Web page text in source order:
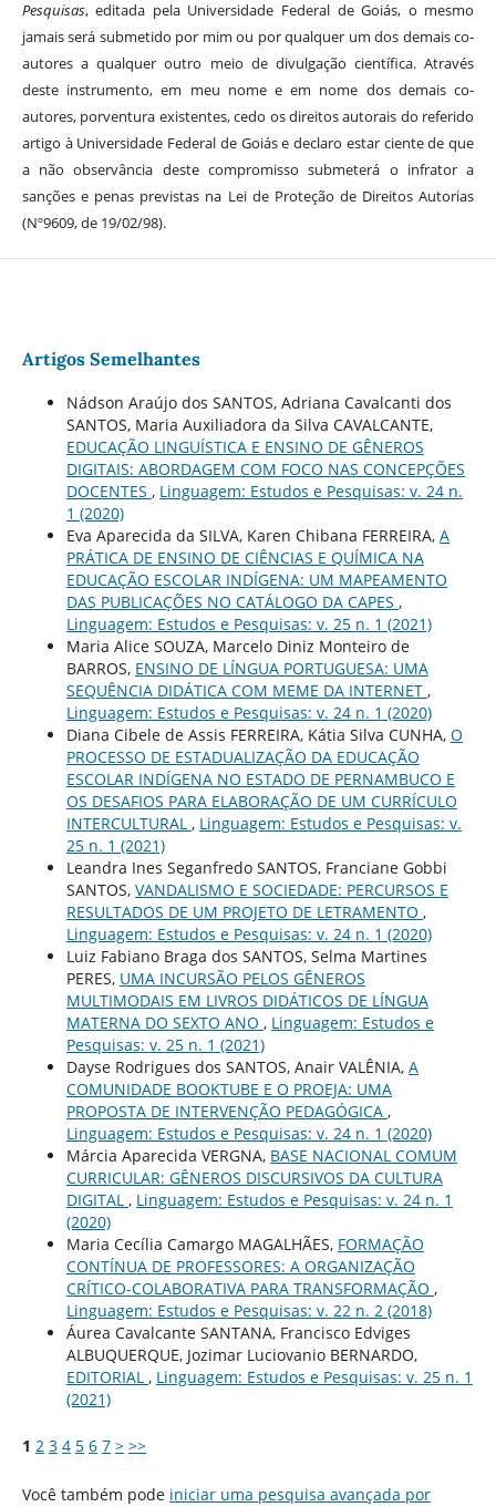
Pesquisas, editada pela Universidade Federal de Goiás, o mesmo
jamais será submetido por mim ou por qualquer um dos demais co-
autores a qualquer outro meio de divulgação científica. Através
deste instrumento, em meu nome e em nome dos demais co-
autores, porventura existentes, cedo os direitos autorais do referido
artigo à Universidade Federal de Goiás e declaro estar ciente de que
a não observância deste compromisso submeterá o infrator a
sanções e penas previstas na Lei de Proteção de Direitos Autorias
(Nº9609, de 19/02/98).
Artigos Semelhantes
Nádson Araújo dos SANTOS, Adriana Cavalcanti dos
SANTOS, Maria Auxiliadora da Silva CAVALCANTE,
EDUCAÇÃO LINGUÍSTICA E ENSINO DE GÊNEROS
DIGITAIS: ABORDAGEM COM FOCO NAS CONCEPÇÕES
DOCENTES , Linguagem: Estudos e Pesquisas: v. 24 n.
1 (2020)
Eva Aparecida da SILVA, Karen Chibana FERREIRA, A
PRÁTICA DE ENSINO DE CIÊNCIAS E QUÍMICA NA
EDUCAÇÃO ESCOLAR INDÍGENA: UM MAPEAMENTO
DAS PUBLICAÇÕES NO CATÁLOGO DA CAPES ,
Linguagem: Estudos e Pesquisas: v. 25 n. 1 (2021)
Maria Alice SOUZA, Marcelo Diniz Monteiro de
BARROS, ENSINO DE LÍNGUA PORTUGUESA: UMA
SEQUÊNCIA DIDÁTICA COM MEME DA INTERNET ,
Linguagem: Estudos e Pesquisas: v. 24 n. 1 (2020)
Diana Cibele de Assis FERREIRA, Kátia Silva CUNHA, O
PROCESSO DE ESTADUALIZAÇÃO DA EDUCAÇÃO
ESCOLAR INDÍGENA NO ESTADO DE PERNAMBUCO E
OS DESAFIOS PARA ELABORAÇÃO DE UM CURRÍCULO
INTERCULTURAL , Linguagem: Estudos e Pesquisas: v.
25 n. 1 (2021)
Leandra Ines Seganfredo SANTOS, Franciane Gobbi
SANTOS, VANDALISMO E SOCIEDADE: PERCURSOS E
RESULTADOS DE UM PROJETO DE LETRAMENTO ,
Linguagem: Estudos e Pesquisas: v. 24 n. 1 (2020)
Luiz Fabiano Braga dos SANTOS, Selma Martines
PERES, UMA INCURSÃO PELOS GÊNEROS
MULTIMODAIS EM LIVROS DIDÁTICOS DE LÍNGUA
MATERNA DO SEXTO ANO , Linguagem: Estudos e
Pesquisas: v. 25 n. 1 (2021)
Dayse Rodrigues dos SANTOS, Anair VALÊNIA, A
COMUNIDADE BOOKTUBE E O PROEJA: UMA
PROPOSTA DE INTERVENÇÃO PEDAGÓGICA ,
Linguagem: Estudos e Pesquisas: v. 24 n. 1 (2020)
Márcia Aparecida VERGNA, BASE NACIONAL COMUM
CURRICULAR: GÊNEROS DISCURSIVOS DA CULTURA
DIGITAL , Linguagem: Estudos e Pesquisas: v. 24 n. 1
(2020)
Maria Cecília Camargo MAGALHÃES, FORMAÇÃO
CONTÍNUA DE PROFESSORES: A ORGANIZAÇÃO
CRÍTICO-COLABORATIVA PARA TRANSFORMAÇÃO ,
Linguagem: Estudos e Pesquisas: v. 22 n. 2 (2018)
Áurea Cavalcante SANTANA, Francisco Edviges
ALBUQUERQUE, Jozimar Luciovanio BERNARDO,
EDITORIAL , Linguagem: Estudos e Pesquisas: v. 25 n. 1
(2021)
1 2 3 4 5 6 7 > >>
Você também pode iniciar uma pesquisa avançada por